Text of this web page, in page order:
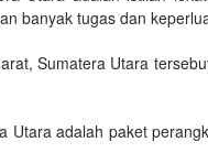
banyak tugas dan
Sumatera Utara
Utara adalah paket